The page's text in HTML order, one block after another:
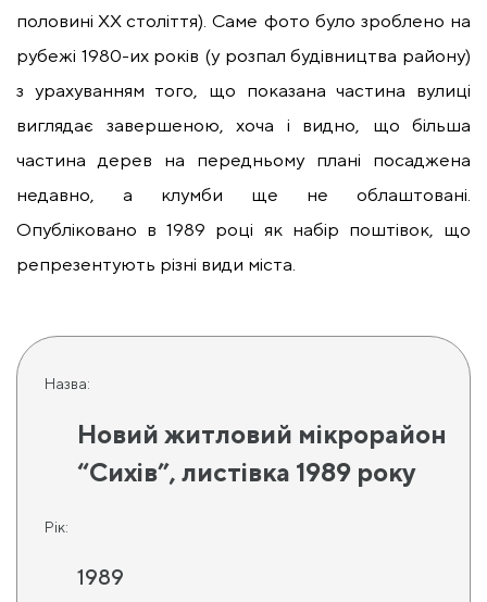
половині ХХ століття). Саме фото було зроблено на
рубежі 1980-их років (у розпал будівництва району)
з урахуванням того, що показана частина вулиці
виглядає завершеною, хоча і видно, що більша
частина дерев на передньому плані посаджена
недавно, а клумби ще не облаштовані.
Опубліковано в 1989 році як набір поштівок, що
репрезентують різні види міста.
Назва:
Новий житловий мікрорайон
“Сихів”, листівка 1989 року
Рік:
1989